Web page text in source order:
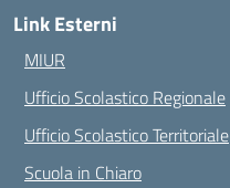
Link Esterni
MIUR
Ufficio Scolastico Regionale
Ufficio Scolastico Territoriale
Scuola in Chiaro